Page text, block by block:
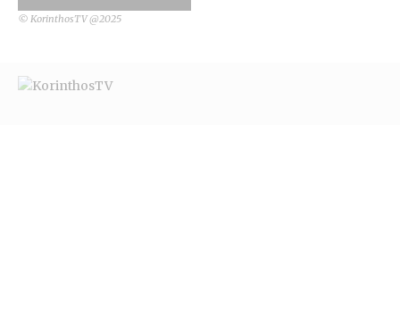
© KorinthosTV @2025